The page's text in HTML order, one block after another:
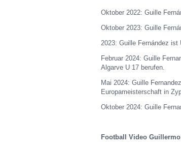
Oktober 2022: Guille
Oktober 2023: Guille
2023: Guille Fernández ist
Februar 2024: Guille
Algarve U 17 berufen.
Mai 2024: Guille
Europameisterschaft in
Oktober 2024: Guille
Football Video